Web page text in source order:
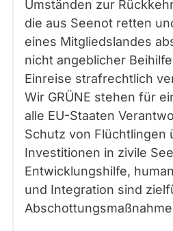
Umständen zur
die aus Seenot retten
eines Mitgliedslandes
nicht angeblicher
Einreise strafrechtlich
Wir GRÜNE stehen für
alle EU-Staaten
Schutz von Flüchtlingen
Investitionen in zivile
Entwicklungshilfe,
und Integration sind